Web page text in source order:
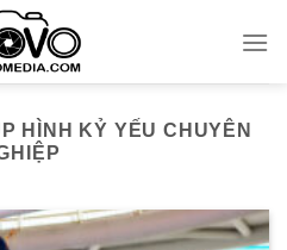
HÌNH KỶ YẾU CHUYÊN